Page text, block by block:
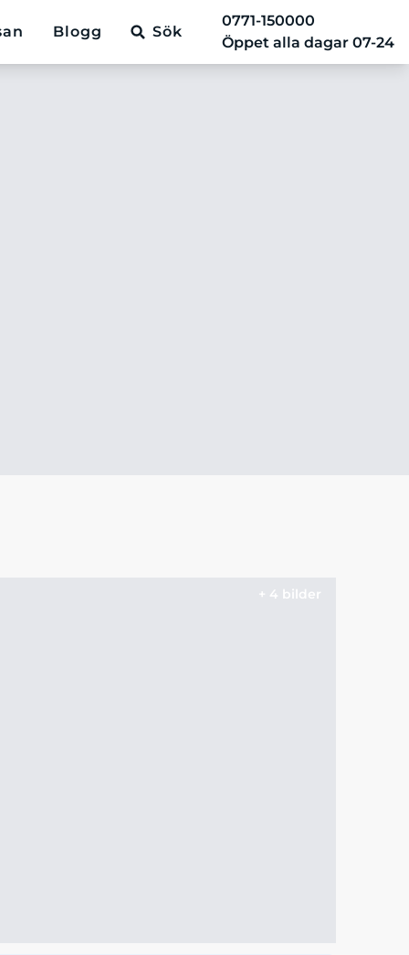
Blogg Sök
0771-150000
Öppet alla dagar 07-24
+ 4 bilder